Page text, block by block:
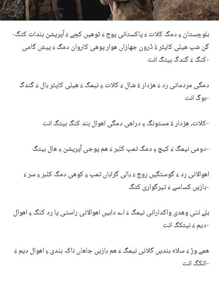
بلوچستان ءِ دمگ کلات ءَ پاکستانی پوج ءَ ٹوھیں کچے ءَ آپریشن بندات کتگ-
گن شپ ھیلی کاپٹر ءُ ڈرون جھازاں ھوار پوھی کاروان دمگ ءَ پیش گامی
کنگ ءَ گندگ بیتگ انت-
دمگی مردمانی رد ءَ ھزدار ءُ شال ءَ کلات ءِ نیمگ ءَ ھیلی کاپٹر بال ءَ گندگ
بوگ انت-
کلات، ھزدار ءُ مستونگ ءِ دراھی دمگی اھوال بند کنگ بیتگ انت-
دومی نیمگ ءَ کیچ ءِ دمگ تمپ کلبر ءَ ھم پوجی آپریشن ءِ ھال بیتگ-
اھوالانی رد ءَ گوستگیں روچ ءَ بالی گراباں تمپ ءِ کوھی دمگ کلبر ءِ سر ءَ
بازیں کساسے ءَ تیرگواری کتگ-
بلے تنی وھدی واکدارانی نیمگ ءَ اے دابیں اھوالانی راستی یا رد کنگ ءِ اھوال
دیم ءَ نیتکگ انت-
ھمے وڑ ءَ سلاہ بندیں گلانی نیمگ ءَ ھم بازیں جاھاں ناکہ بندی ءِ اھوال دیم ءَ
اتکگ انت-